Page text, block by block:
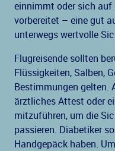
einnimmt oder sich auf
vorbereitet – eine gut
unterwegs wertvolle
Flugreisende sollten
Flüssigkeiten, Salben,
Bestimmungen gelten.
ärztliches Attest oder
mitzuführen, um die
passieren. Diabetiker
Handgepäck haben.